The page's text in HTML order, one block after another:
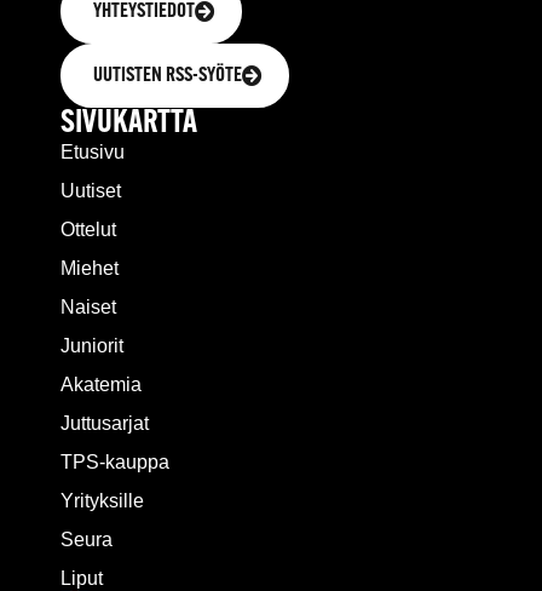
YHTEYSTIEDOT
UUTISTEN RSS-SYÖTE
SIVUKARTTA
Etusivu
Uutiset
Ottelut
Miehet
Naiset
Juniorit
Akatemia
Juttusarjat
TPS-kauppa
Yrityksille
Seura
Liput